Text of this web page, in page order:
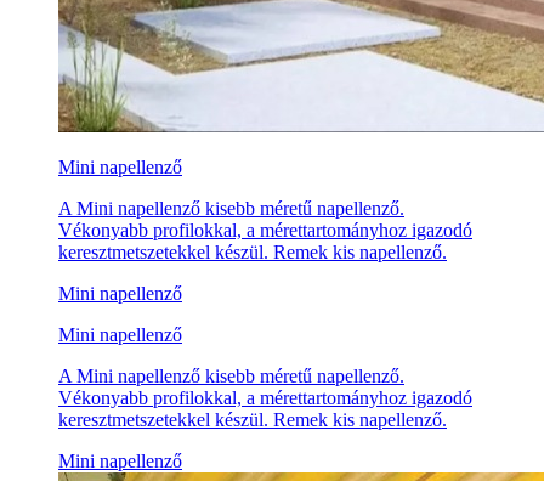
Mini napellenző
A Mini napellenző kisebb méretű napellenző.
Vékonyabb profilokkal, a mérettartományhoz igazodó
keresztmetszetekkel készül. Remek kis napellenző.
Mini napellenző
Mini napellenző
A Mini napellenző kisebb méretű napellenző.
Vékonyabb profilokkal, a mérettartományhoz igazodó
keresztmetszetekkel készül. Remek kis napellenző.
Mini napellenző